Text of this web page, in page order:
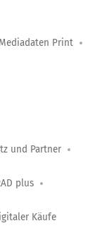
Print
und Partner
plus
Käufe